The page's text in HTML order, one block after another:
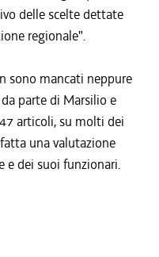
delle scelte dettate
regionale".
sono mancati neppure
parte di Marsilio e
articoli, su molti dei
una valutazione
e dei suoi funzionari.